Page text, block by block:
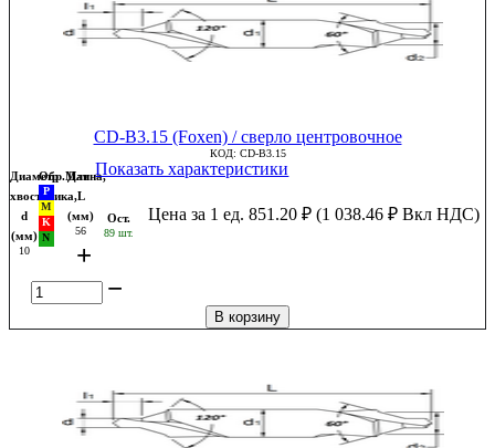
CD-B3.15 (Foxen) / сверло центровочное
КОД: CD-B3.15
Диаметр
хвостовика,
d
(мм)
10
Обр.МатДлина,
L
(мм)
56
Показать характеристики
Ост.
89 шт.
Цена за 1 ед. 851.20 ₽ (1 038.46 ₽ Вкл НДС)
+
−
В корзину